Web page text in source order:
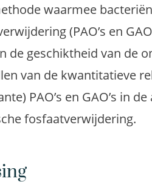
waarmee
(PAO’s en
de geschiktheid van de
van de kwantitatieve
PAO’s en GAO’s in
fosfaatverwijdering.